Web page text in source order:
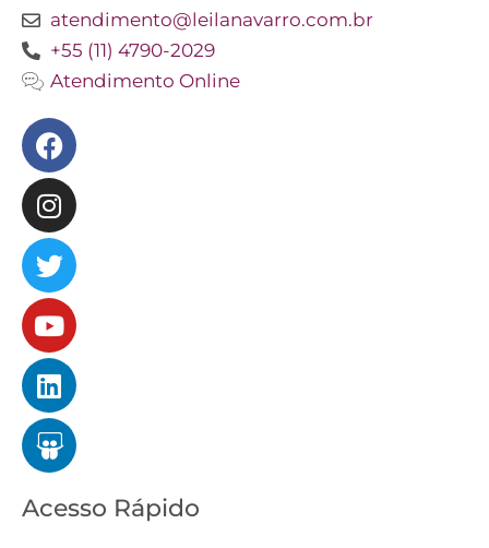
atendimento@leilanavarro.com.br
+55 (11) 4790-2029
Atendimento Online
Facebook
Instagram
Twitter
Youtube
Linkedin
Slideshare
Acesso Rápido